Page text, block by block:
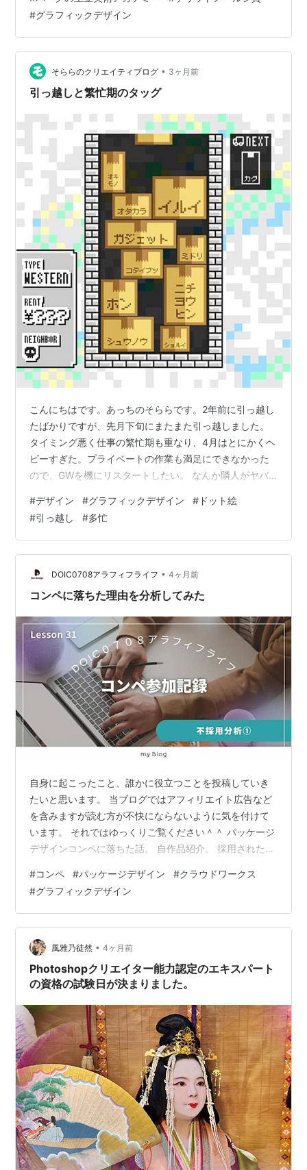
ト・ノールジ賞を受賞しました。 彼の意図とそのテクニ
ック＆アイデアをきちんと理解はしていませんが、作品
が美しいと素直に思えてしまうのです。
#グラフィックデザイン
そららのクリエイティブログ • 3ヶ月前
引っ越しと繁忙期のタッグ
こんにちはです。あっちのそららです。2年前に引っ越し
たばかりですが、先月下旬にまたまた引っ越しました。
タイミング悪く仕事の繁忙期も重なり、4月はとにかくヘ
ビーすぎた。プライベートの作業も満足にできなかった
ので、GWを機にリスタートしたい。 なんか隣人がヤバ
スト
#デザイン #グラフィックデザイン # ドット絵
#引っ越し #多忙
DOIC0708アラフィフライフ • 4ヶ月前
コンペに落ちた理由を分析してみた
自身に起こったこと、誰かに役立つことを投稿していき
たいと思います。 当ブログではアフィリエイト広告など
を含みますが読む方が不快にならないように気を付けて
います。 それではゆっくりご覧ください＾＾ パッケージ
デザインコンペに落ちた話。 自作品紹介。 採用されたデ
りしてみる 一瞬で「高級」と分かる設計 情報の「引き
算」ができている 素材表現も「直感的」 まとめ：選ばれ
たのは「考えさせないデザイン」 追記：評価も少しだけ
いただけました パッケージデザインコンペに落ちた話。
先日、「あご入り万能だし」のパッケージデザインコン
ペに参加しました。 結果は…
#コンペ #パッケージデザイン #クラウドワークス
#グラフィックデザイン
風雅乃徒然 • 4ヶ月前
Photoshopクリエイター能力認定のエキスパート
の資格の試験日が決まりました。